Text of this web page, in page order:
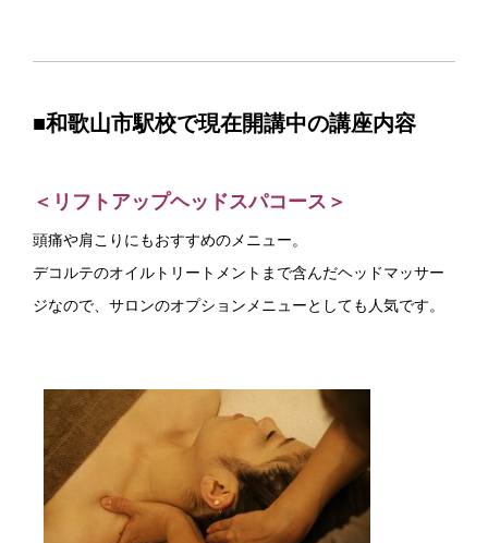
■和歌山市駅校で現在開講中の講座内容
＜リフトアップヘッドスパコース＞
頭痛や肩こりにもおすすめのメニュー。
デコルテのオイルトリートメントまで含んだヘッドマッサー
ジなので、サロンのオプションメニューとしても人気です。